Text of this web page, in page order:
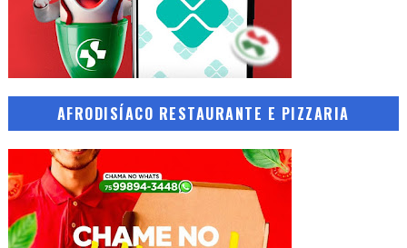
AFRODISÍACO RESTAURANTE E PIZZARIA